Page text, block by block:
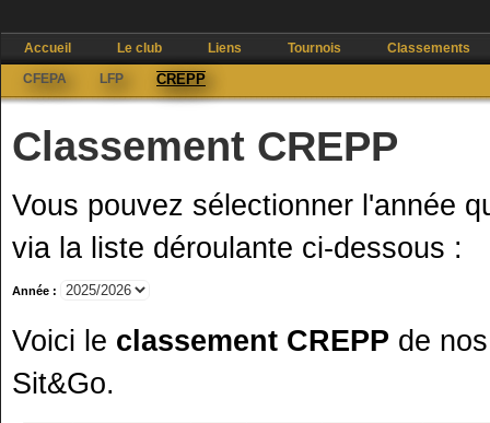
Accueil Le club Liens Tournois
Classements
CFEPA
LFP CREPP
Classement CREPP
Vous pouvez sélectionner l'année
via la liste déroulante ci-dessous :
Année :
Voici le classement CREPP de
Sit&Go.